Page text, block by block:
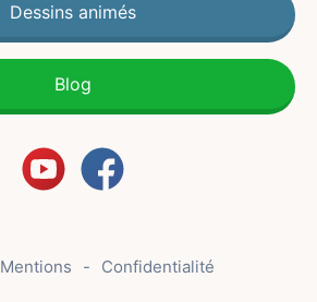
Dessins animés
Blog
Mentions Confidentialité